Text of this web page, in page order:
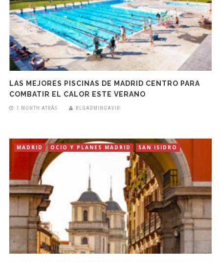
LAS MEJORES PISCINAS DE MADRID CENTRO PARA
COMBATIR EL CALOR ESTE VERANO
1 MONTH ATRÁS BLGADMINGAVIR
MADRID OCIO Y PLANES MADRID SAN ISIDRO